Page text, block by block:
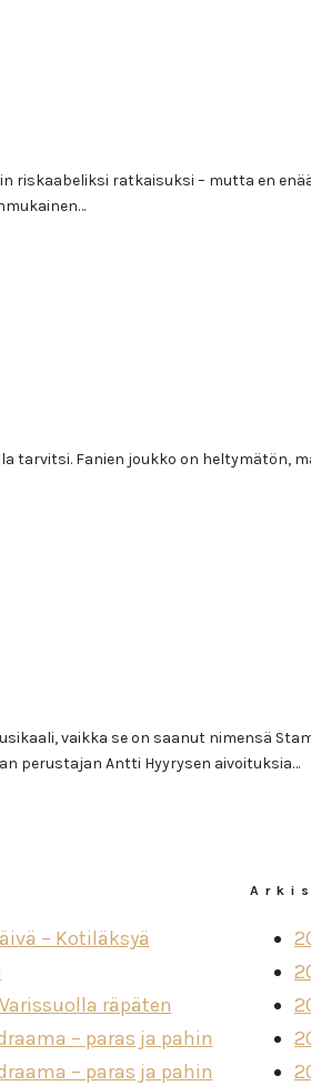
riskaabeliksi ratkaisuksi – mutta en
tarvitsi. Fanien joukko on heltymätön,
vaikka se on saanut nimensä
perustajan Antti Hyyrysen aivoituksia…
– Kotiläksyä
Varissuolla räpäten
– paras ja pahin
– paras ja pahin